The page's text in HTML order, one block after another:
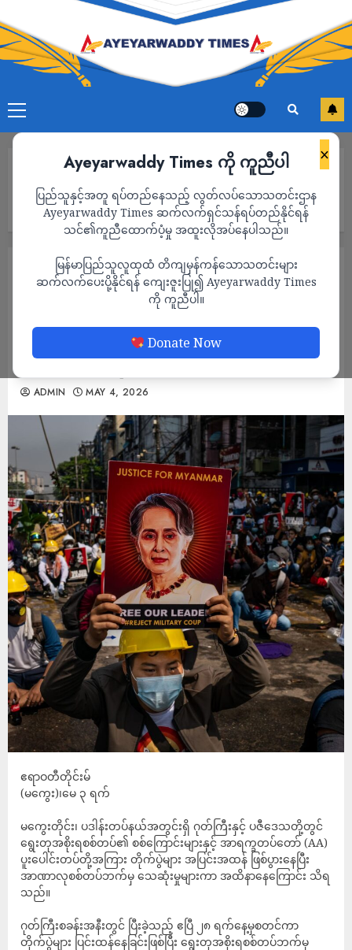
×
Ayeyarwaddy Times ကို ကူညီပါ
ပြည်သူနှင့်အတူ ရပ်တည်နေသည့် လွတ်လပ်သောသတင်းဌာန
Ayeyarwaddy Times ဆက်လက်ရှင်သန်ရပ်တည်နိုင်ရန်
သင်၏ကူညီထောက်ပံ့မှု အထူးလိုအပ်နေပါသည်။
မြန်မာပြည်သူလူထုထံ တိကျမှန်ကန်သောသတင်းများ
ဆက်လက်ပေးပို့နိုင်ရန် ကျေးဇူးပြု၍ Ayeyarwaddy Times
ကို ကူညီပါ။
Donate Now
ထွက်ပြေးရ၊ လေကြောင်းနှင့် လက်နက်ကြီးသုံးကာ အပြင်းအထန် ခုခံ
ဂုတ်ကြီးနှင့် ပဇီတိုက်ပွဲများတွင် ရွေးတု
အစိုးရစစ်တပ် အထိနာ၍ ထွက်ပြေးရ၊
လေကြောင်းနှင့် လက်နက်ကြီးသုံးကာ
အပြင်းအထန် ခုခံနေရ
ADMIN MAY 4, 2026
‎ဧရာဝတီတိုင်းမ်
(မကွေး)၊‎မေ ၃ ရက်
မကွေးတိုင်း၊ ပဒါန်းတပ်နယ်အတွင်းရှိ ဂုတ်ကြီးနှင့် ပဇီဒေသတို့တွင်
ရွေးတုအစိုးရစစ်တပ်၏ စစ်ကြောင်းများနှင့် အာရက္ခတပ်တော် (AA)
ပူးပေါင်းတပ်တို့အကြား တိုက်ပွဲများ အပြင်းအထန် ဖြစ်ပွားနေပြီး
အာဏာလုစစ်တပ်ဘက်မှ သေဆုံးမှုများကာ အထိနာနေကြောင်း သိရ
သည်။
ဂုတ်ကြီးစခန်းအနီးတွင် ပြီးခဲ့သည့် ဧပြီ ၂၈ ရက်နေ့မှစတင်ကာ
တိုက်ပွဲများ ပြင်းထန်နေခြင်းဖြစ်ပြီး ရွေးတုအစိုးရစစ်တပ်ဘက်မှ